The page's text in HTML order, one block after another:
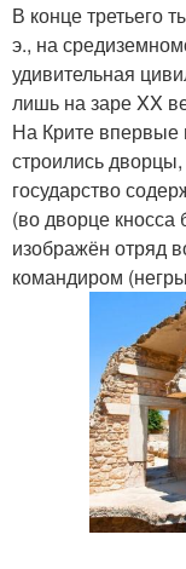
В конце третьего
э., на
удивительная
лишь на заре XX
На Крите впервые
строились
государство
(во дворце
изображён отряд
командиром